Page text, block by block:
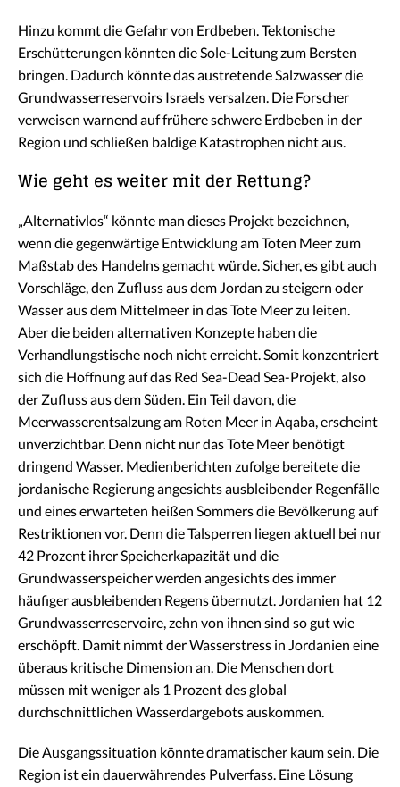
Hinzu kommt die Gefahr von Erdbeben. Tektonische
Erschütterungen könnten die Sole-Leitung zum Bersten
bringen. Dadurch könnte das austretende Salzwasser die
Grundwasserreservoirs Israels versalzen. Die Forscher
verweisen warnend auf frühere schwere Erdbeben in der
Region und schließen baldige Katastrophen nicht aus.
Wie geht es weiter mit der Rettung?
„Alternativlos“ könnte man dieses Projekt bezeichnen,
wenn die gegenwärtige Entwicklung am Toten Meer zum
Maßstab des Handelns gemacht würde. Sicher, es gibt auch
Vorschläge, den Zufluss aus dem Jordan zu steigern oder
Wasser aus dem Mittelmeer in das Tote Meer zu leiten.
Aber die beiden alternativen Konzepte haben die
Verhandlungstische noch nicht erreicht. Somit konzentriert
sich die Hoffnung auf das Red Sea-Dead Sea-Projekt, also
der Zufluss aus dem Süden. Ein Teil davon, die
Meerwasserentsalzung am Roten Meer in Aqaba, erscheint
unverzichtbar. Denn nicht nur das Tote Meer benötigt
dringend Wasser. Medienberichten zufolge bereitete die
jordanische Regierung angesichts ausbleibender Regenfälle
und eines erwarteten heißen Sommers die Bevölkerung auf
Restriktionen vor. Denn die Talsperren liegen aktuell bei nur
42 Prozent ihrer Speicherkapazität und die
Grundwasserspeicher werden angesichts des immer
häufiger ausbleibenden Regens übernutzt. Jordanien hat 12
Grundwasserreservoire, zehn von ihnen sind so gut wie
erschöpft. Damit nimmt der Wasserstress in Jordanien eine
überaus kritische Dimension an. Die Menschen dort
müssen mit weniger als 1 Prozent des global
durchschnittlichen Wasserdargebots auskommen.
Die Ausgangssituation könnte dramatischer kaum sein. Die
Region ist ein dauerwährendes Pulverfass. Eine Lösung